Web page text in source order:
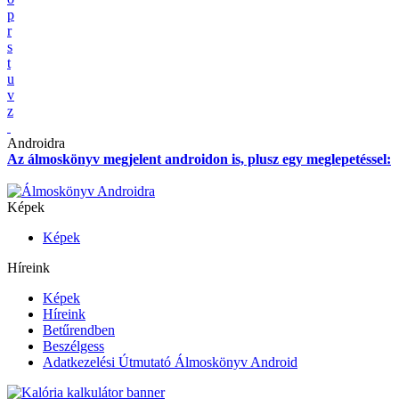
p
r
s
t
u
v
z
Androidra
Az álmoskönyv megjelent androidon is, plusz egy meglepetéssel:
Képek
Képek
Híreink
Képek
Híreink
Betűrendben
Beszélgess
Adatkezelési Útmutató Álmoskönyv Android